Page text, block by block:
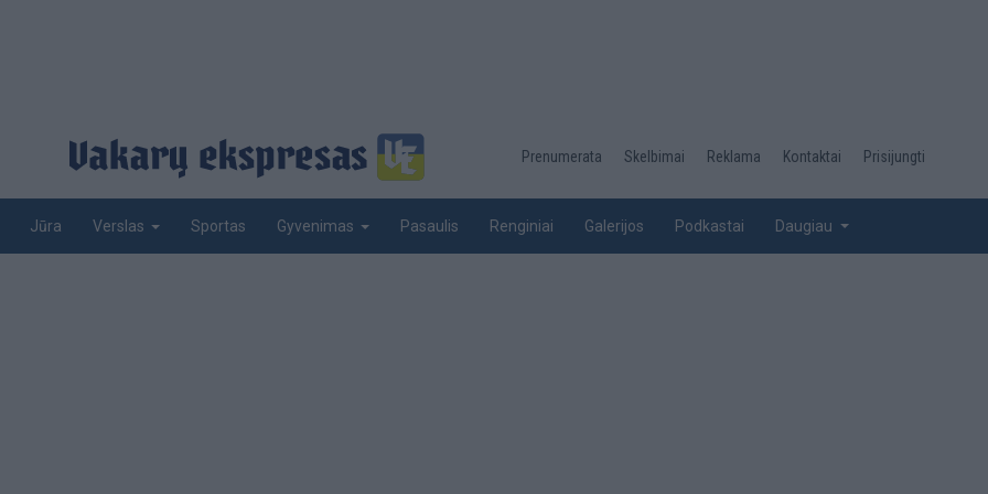
Desktop
top
Prenumerata Skelbimai Reklama Kontaktai Prisijungti
Jūra Verslas Sportas Gyvenimas Pasaulis Renginiai Galerijos Podkastai Daugiau